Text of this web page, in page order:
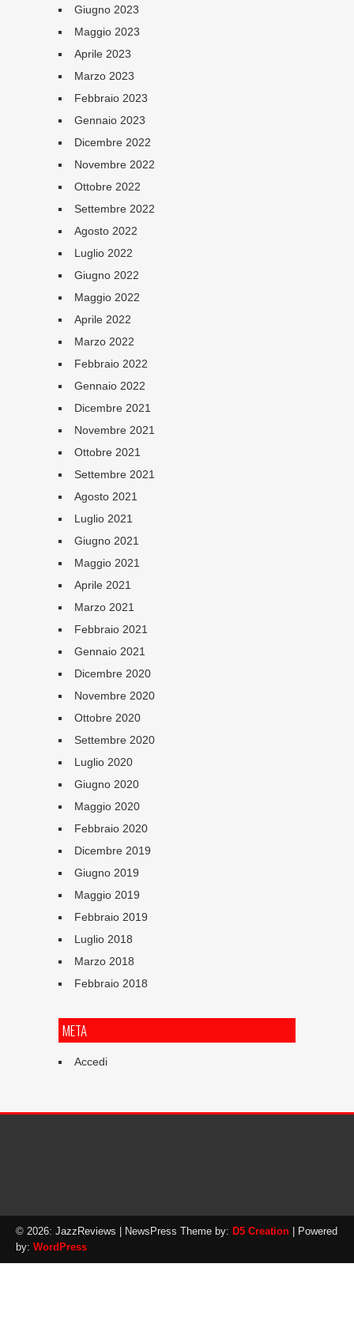
Giugno 2023
Maggio 2023
Aprile 2023
Marzo 2023
Febbraio 2023
Gennaio 2023
Dicembre 2022
Novembre 2022
Ottobre 2022
Settembre 2022
Agosto 2022
Luglio 2022
Giugno 2022
Maggio 2022
Aprile 2022
Marzo 2022
Febbraio 2022
Gennaio 2022
Dicembre 2021
Novembre 2021
Ottobre 2021
Settembre 2021
Agosto 2021
Luglio 2021
Giugno 2021
Maggio 2021
Aprile 2021
Marzo 2021
Febbraio 2021
Gennaio 2021
Dicembre 2020
Novembre 2020
Ottobre 2020
Settembre 2020
Luglio 2020
Giugno 2020
Maggio 2020
Febbraio 2020
Dicembre 2019
Giugno 2019
Maggio 2019
Febbraio 2019
Luglio 2018
Marzo 2018
Febbraio 2018
META
Accedi
© 2026: JazzReviews | NewsPress Theme by: D5 Creation | Powered
by: WordPress